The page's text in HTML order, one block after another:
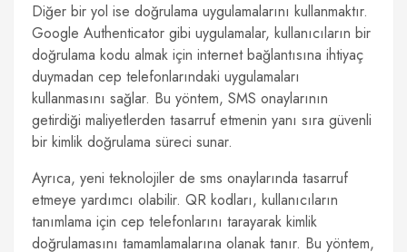
Diğer bir yol ise doğrulama uygulamalarını kullanmaktır.
Google Authenticator gibi uygulamalar, kullanıcıların bir
doğrulama kodu almak için internet bağlantısına ihtiyaç
duymadan cep telefonlarındaki uygulamaları
kullanmasını sağlar. Bu yöntem, SMS onaylarının
getirdiği maliyetlerden tasarruf etmenin yanı sıra güvenli
bir kimlik doğrulama süreci sunar.
Ayrıca, yeni teknolojiler de sms onaylarında tasarruf
etmeye yardımcı olabilir. QR kodları, kullanıcıların
tanımlama için cep telefonlarını tarayarak kimlik
doğrulamasını tamamlamalarına olanak tanır. Bu yöntem,